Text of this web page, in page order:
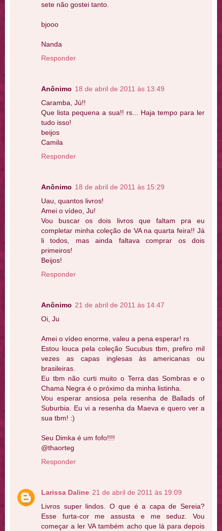
sete não gostei tanto.
bjooo
Nanda
Responder
Anônimo 18 de abril de 2011 às 13:49
Caramba, Jú!!
Que lista pequena a sua!! rs... Haja tempo para ler
tudo isso!
beijos
Camila
Responder
Anônimo 18 de abril de 2011 às 15:29
Uau, quantos livros!
Amei o vídeo, Ju!
Vou buscar os dois livros que faltam pra eu
completar minha coleção de VA na quarta feira!! Já
li todos, mas ainda faltava comprar os dois
primeiros!
Beijos!
Responder
Anônimo 21 de abril de 2011 às 14:47
Oi, Ju
Amei o vídeo enorme, valeu a pena esperar! rs
Estou louca pela coleção Sucubus tbm, prefiro mil
vezes as capas inglesas às americanas ou
brasileiras.
Eu tbm não curti muito o Terra das Sombras e o
Chama Negra é o próximo da minha listinha.
Vou esperar ansiosa pela resenha de Ballads of
Suburbia. Eu vi a resenha da Maeva e quero ver a
sua tbm! :)
Seu Dimka é um fofo!!!!
@thaorteg
Responder
Larissa Daline 21 de abril de 2011 às 19:09
Livros super lindos. O que é a capa de Sereia?
Esse furta-cor me assusta e me seduz. Vou
começar a ler VA também acho que lá para depois